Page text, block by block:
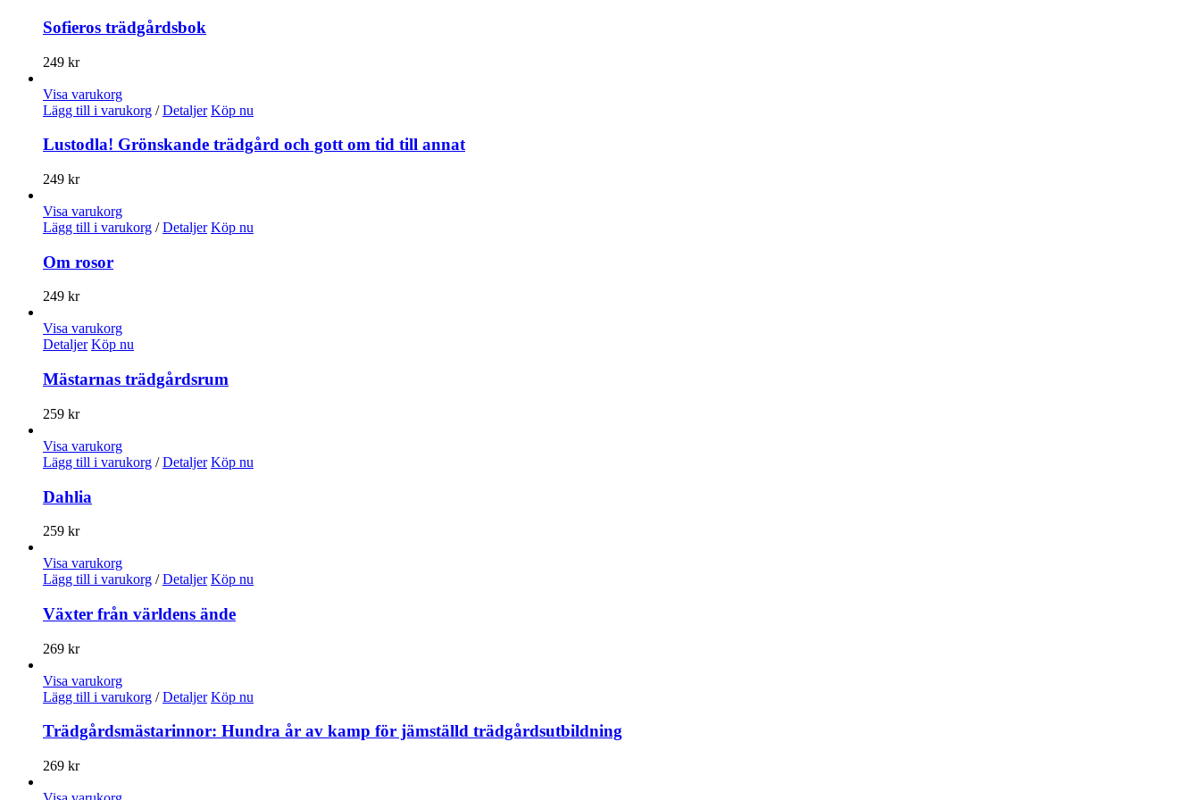
Sofieros trädgårdsbok
249 kr
Visa varukorg
Lägg till i varukorg / Detaljer Köp nu
Lustodla! Grönskande trädgård och gott om tid till annat
249 kr
Visa varukorg
Lägg till i varukorg / Detaljer Köp nu
Om rosor
249 kr
Visa varukorg
Detaljer Köp nu
Mästarnas trädgårdsrum
259 kr
Visa varukorg
Lägg till i varukorg / Detaljer Köp nu
Dahlia
259 kr
Visa varukorg
Lägg till i varukorg / Detaljer Köp nu
Växter från världens ände
269 kr
Visa varukorg
Lägg till i varukorg / Detaljer Köp nu
Trädgårdsmästarinnor: Hundra år av kamp för jämställd trädgårdsutbildning
269 kr